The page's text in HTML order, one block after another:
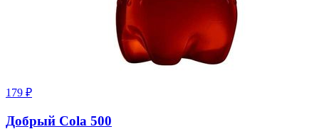
179 ₽
Добрый Cola 500